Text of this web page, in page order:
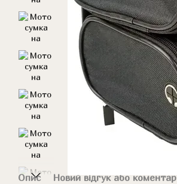
Опис Новий відгук або коментар